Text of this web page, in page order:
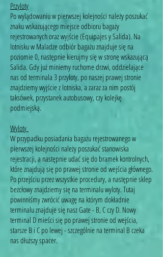
Przyloty
Po wylądowaniu w pierwszej kolejności należy poszukać
znaku wskazującego miejsce odbioru bagaży
rejestrowanych oraz wyjście (Equipajes y Salida). Na
lotnisku w Maladze odbiór bagażu znajduje się na
poziomie 0, następnie kierujmy się w stronę wskazującą
Salida. Gdy już miniemy ruchome drzwi, oddzielające
nas od terminala 3 przyloty, po naszej prawej stronie
znajdziemy wyjście z lotniska, a zaraz za nim postój
taksówek, przystanek autobusowy, czy kolejkę
podmiejską.
Wyloty
W przypadku posiadania bagażu rejestrowanego w
pierwszej kolejności należy poszukać stanowiska
rejestracji, a następnie udać się do bramek kontrolnych,
które znajdują się po prawej stronie od wejścia głównego.
Po przejściu przez wszystkie procedury, a następnie sklep
bezcłowy znajdziemy się na terminalu wyloty. Tutaj
powinniśmy zwrócić uwagę na którym dokładnie
terminalu znajduje się nasz Gate - B, C czy D. Nowy
terminal D mieści się po prawej stronie od wejścia,
starsze B i C po lewej - szczególnie na terminal B czeka
nas dłuższy spacer.